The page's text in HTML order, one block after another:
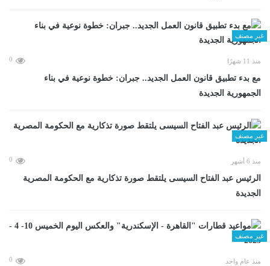
غير مصنف
منذ 11 شهرًا 0
مع بدء تطبيق قانون العمل الجديد.. جبران: خطوة نوعية في بناء
الجمهورية الجديدة
غير مصنف
منذ 6 أشهر 0
الرئيس عبد الفتاح السيسى يلتقط صورة تذكارية مع الحكومة المصرية
الجديدة
غير مصنف
منذ عام واحد 0